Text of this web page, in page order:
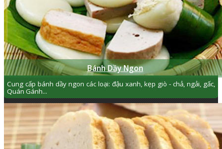
Bánh Dầy Ngon
Cung cấp bánh dầy ngon các loại: đậu xanh, kẹp giò - chả, ngải, gấc,
Quán Gánh...